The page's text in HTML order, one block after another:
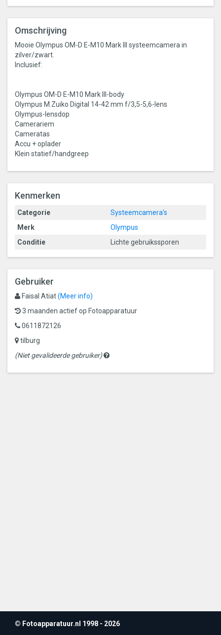
Omschrijving
Mooie Olympus OM-D E-M10 Mark III systeemcamera in
zilver/zwart.
Inclusief:
Olympus OM-D E-M10 Mark III-body
Olympus M.Zuiko Digital 14-42 mm f/3,5-5,6-lens
Olympus-lensdop
Camerariem
Cameratas
Accu + oplader
Klein statief/handgreep
Kenmerken
Categorie
Systeemcamera's
Merk
Olympus
Conditie
Lichte gebruikssporen
Gebruiker
Faisal Atiat(Meer info)
3 maanden actief op Fotoapparatuur
0611872126
tilburg
(Niet gevalideerde gebruiker)
Gevalideerde
© Fotoapparatuur.nl 1998 - 2026